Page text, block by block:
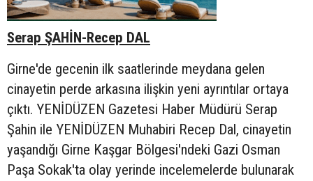
Serap ŞAHİN-Recep DAL
Girne'de gecenin ilk saatlerinde meydana gelen
cinayetin perde arkasına ilişkin yeni ayrıntılar ortaya
çıktı. YENİDÜZEN Gazetesi Haber Müdürü Serap
Şahin ile YENİDÜZEN Muhabiri Recep Dal, cinayetin
yaşandığı Girne Kaşgar Bölgesi'ndeki Gazi Osman
Paşa Sokak'ta olay yerinde incelemelerde bulunarak